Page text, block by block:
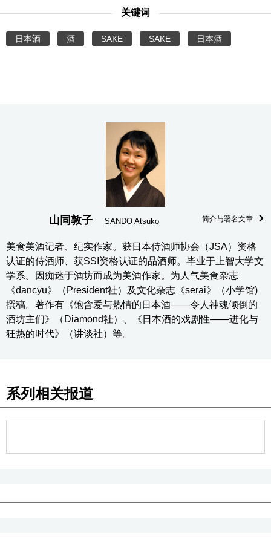
关键词
日本酒 酒 SAKE SAKE 日本酒
山同敦子 SANDŌ Atsuko 简介与署名文章
美食美酒记者、纪实作家。获日本侍酒师协会（JSA）资格
认证的侍酒师、获SSI资格认证的品酒师。毕业于上智大学文
学系。因痴迷于酒坊而成为美酒作家。为人气美食杂志
《dancyu》（President社）及文化杂志《serai》（小学馆)
撰稿。著作有《饱含爱与热情的日本酒——令人神魂倾倒的
酒坊主们》（Diamond社）、《日本酒的戏剧性——进化与
狂热的时代》（讲谈社）等。
系列相关报道